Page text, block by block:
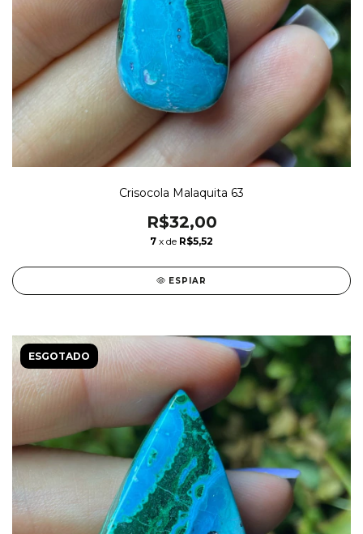
Crisocola Malaquita 63
R$32,00
7 x de R$5,52
ESPIAR
ESGOTADO